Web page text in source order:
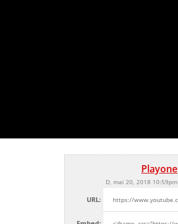
Playone
D, mai 20, 2018 10:59pm
URL: